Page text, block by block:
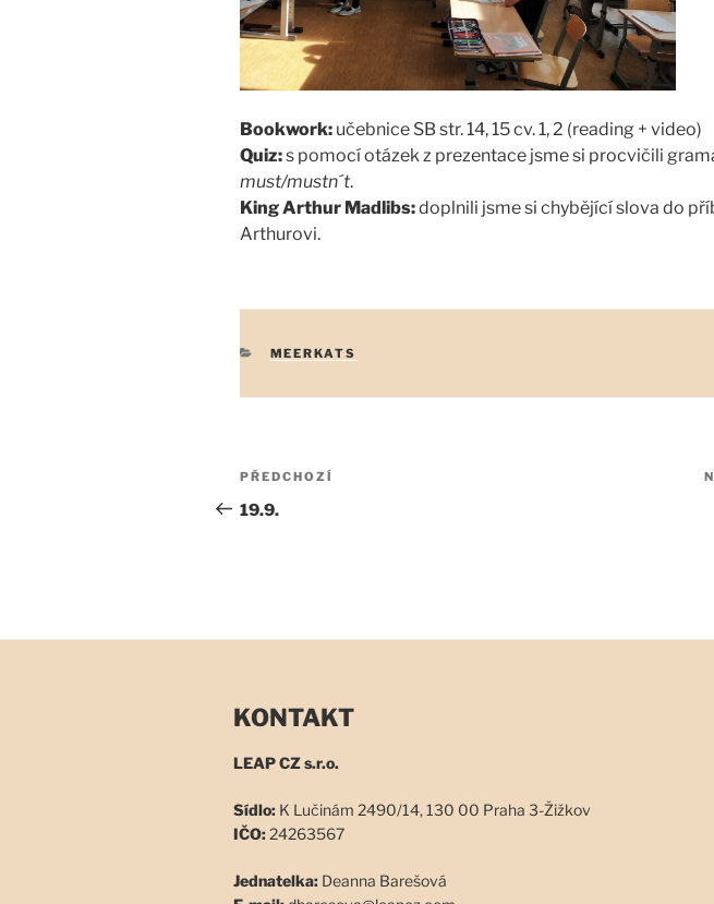
Bookwork: učebnice SB str. 14, 15 cv. 1, 2 (reading + video)
Quiz:s pomocí otázek z prezentace jsme si procvičili
must/mustn´t.
King Arthur Madlibs:doplnili jsme si chybějící slova do
Arthurovi.
RUBRIKY
MEERKATS
Navigace
pro
Předchozí
příspěvek
PŘEDCHOZÍ
19.9.
KONTAKT
LEAP CZ s.r.o.
Sídlo: K Lučinám 2490/14, 130 00 Praha 3-Žižkov
IČO:24263567
Jednatelka: Deanna Barešová